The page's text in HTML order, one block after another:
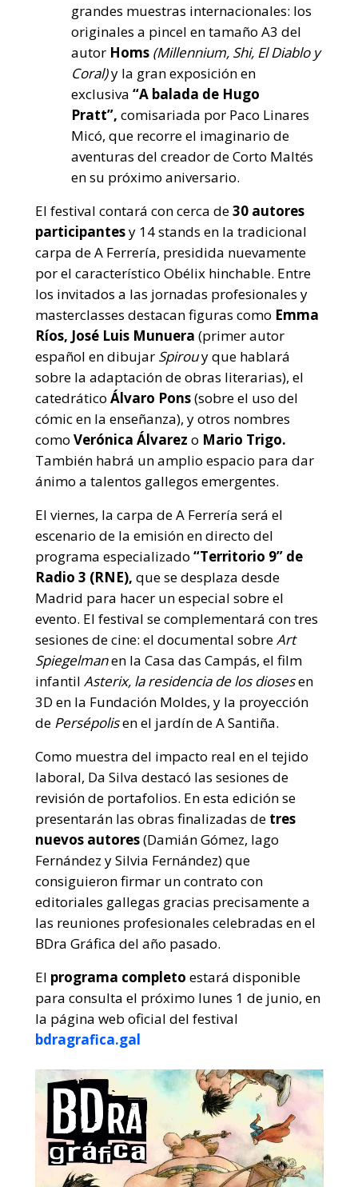
grandes muestras internacionales: los
originales a pincel en tamaño A3 del
autor Homs (Millennium, Shi, El Diablo y
Coral)y la gran exposición en
exclusiva “A balada de Hugo
Pratt”, comisariada por Paco Linares
Micó, que recorre el imaginario de
aventuras del creador de Corto Maltés
en su próximo aniversario.
El festival contará con cerca de30 autores
participantesy 14 stands en la tradicional
carpa de A Ferrería, presidida nuevamente
por el característico Obélix hinchable. Entre
los invitados a las jornadas profesionales y
masterclasses destacan figuras como Emma
Ríos, José Luis Munuera (primer autor
español en dibujar Spirouy que hablará
sobre la adaptación de obras literarias), el
catedrático Álvaro Pons(sobre el uso del
cómic en la enseñanza), y otros nombres
como Verónica Álvarez o Mario Trigo.
También habrá un amplio espacio para dar
ánimo a talentos gallegos emergentes.
El viernes, la carpa de A Ferrería será el
escenario de la emisión en directo del
programa especializado “Territorio 9” de
Radio 3 (RNE), que se desplaza desde
Madrid para hacer un especial sobre el
evento. El festival se complementará con tres
sesiones de cine: el documental sobreArt
Spiegelmanen la Casa das Campás, el film
infantil Asterix, la residencia de los diosesen
3D en la Fundación Moldes, y la proyección
de Persépolisen el jardín de A Santiña.
Como muestra del impacto real en el tejido
laboral, Da Silva destacó las sesiones de
revisión de portafolios. En esta edición se
presentarán las obras finalizadas de tres
nuevos autores(Damián Gómez, Iago
Fernández y Silvia Fernández) que
consiguieron firmar un contrato con
editoriales gallegas gracias precisamente a
las reuniones profesionales celebradas en el
BDra Gráfica del año pasado.
El programa completo estará disponible
para consulta el próximo lunes 1 de junio, en
la página web oficial del festival
bdragrafica.gal